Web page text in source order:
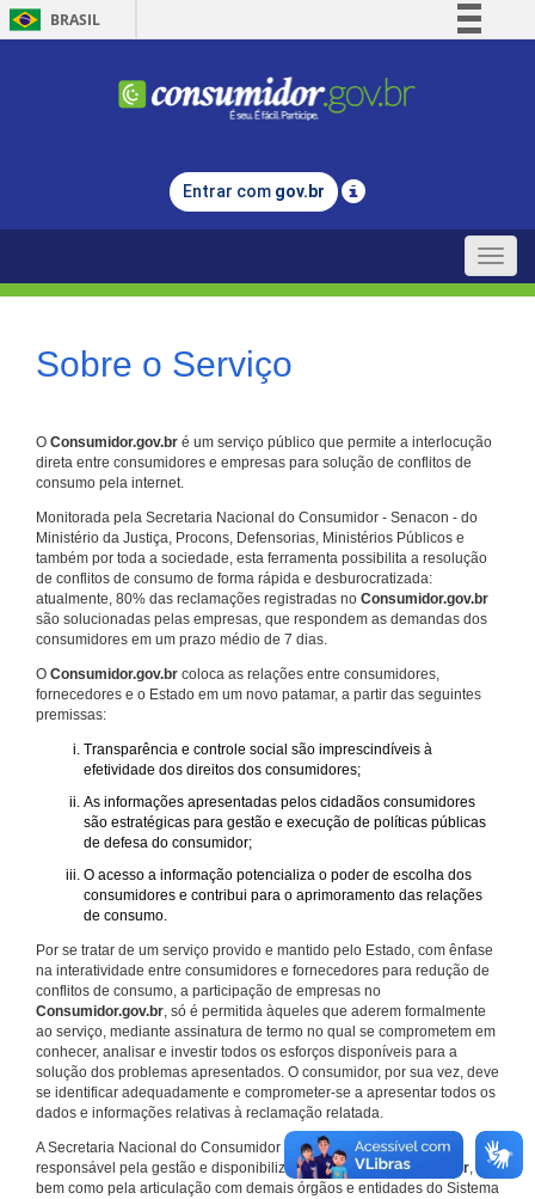
BRASIL
Comunica BR
Legislação
Entrar com gov.br
Toggle
Sobre o Serviço
O Consumidor.gov.br é um serviço público que permite a interlocução
direta entre consumidores e empresas para solução de conflitos de
consumo pela internet.
Monitorada pela Secretaria Nacional do Consumidor - Senacon - do
Ministério da Justiça, Procons, Defensorias, Ministérios Públicos e
também por toda a sociedade, esta ferramenta possibilita a resolução
de conflitos de consumo de forma rápida e desburocratizada:
atualmente, 80% das reclamações registradas no Consumidor.gov.br
são solucionadas pelas empresas, que respondem as demandas dos
consumidores em um prazo médio de 7 dias.
O Consumidor.gov.br coloca as relações entre consumidores,
fornecedores e o Estado em um novo patamar, a partir das seguintes
premissas:
Transparência e controle social são imprescindíveis à
efetividade dos direitos dos consumidores;
As informações apresentadas pelos cidadãos consumidores
são estratégicas para gestão e execução de políticas públicas
de defesa do consumidor;
O acesso a informação potencializa o poder de escolha dos
consumidores e contribui para o aprimoramento das relações
de consumo.
Por se tratar de um serviço provido e mantido pelo Estado, com ênfase
na interatividade entre consumidores e fornecedores para redução de
conflitos de consumo, a participação de empresas no
Consumidor.gov.br, só é permitida àqueles que aderem formalmente
ao serviço, mediante assinatura de termo no qual se comprometem em
conhecer, analisar e investir todos os esforços disponíveis para a
solução dos problemas apresentados. O consumidor, por sua vez, deve
se identificar adequadamente e comprometer-se a apresentar todos os
dados e informações relativas à reclamação relatada.
A Secretaria Nacional do Consumidor do Ministério da Justiça é a
responsável pela gestão e disponibilização doConsumidor.gov.br,
bem como pela articulação com demais órgãos e entidades do Sistema